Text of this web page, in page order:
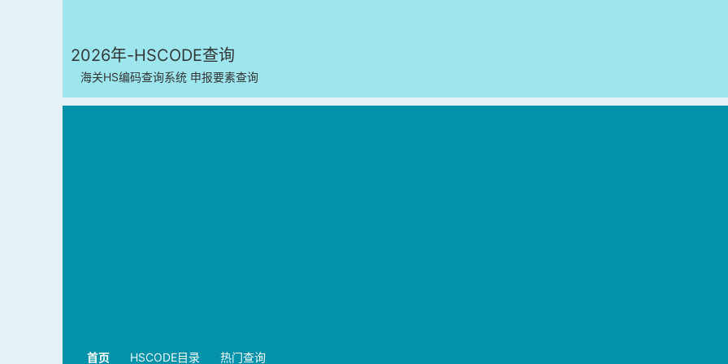
2026年-HSCODE查询
海关HS编码查询系统 申报要素查询
首页 HSCODE目录 热门查询